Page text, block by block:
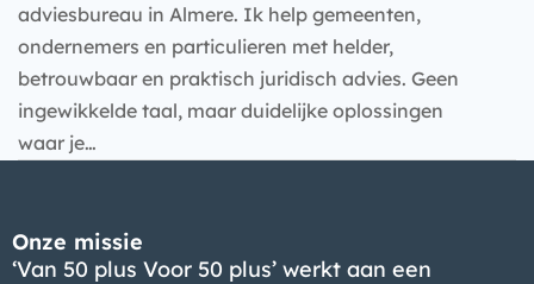
adviesbureau in Almere. Ik help gemeenten,
ondernemers en particulieren met helder,
betrouwbaar en praktisch juridisch advies. Geen
ingewikkelde taal, maar duidelijke oplossingen
waar je…
Onze missie
‘Van 50 plus Voor 50 plus’ werkt aan een